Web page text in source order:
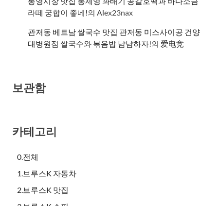
라떼 궁합이 좋네!의 Alex23nax
관저동 베트남 쌀국수 맛집 관저동 미스사이공 건양
대병원점 쌀국수와 볶음밥 냠냠하자!의 爱电竞
보관함
카테고리
0.전체
1.브루스K 자동차
2.브루스K 맛집